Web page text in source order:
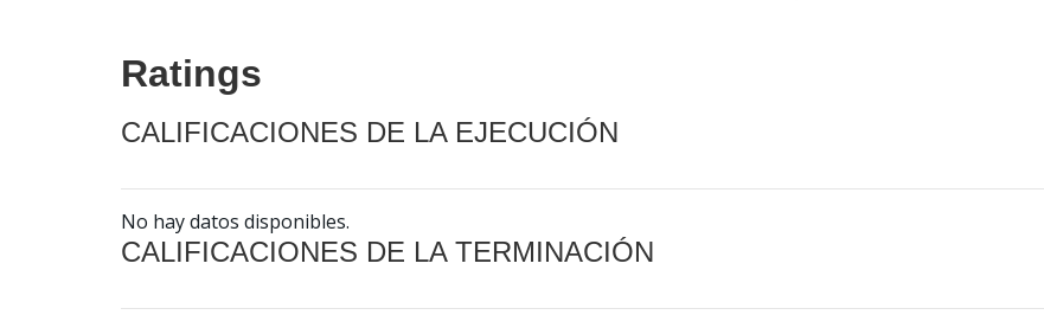
Ratings
CALIFICACIONES DE LA EJECUCIÓN
No hay datos disponibles.
CALIFICACIONES DE LA TERMINACIÓN